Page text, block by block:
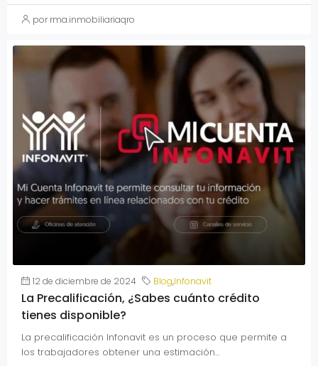
por rma.inmobiliariaqro
12 de diciembre de 2024 Blog,Infonavit
La Precalificación, ¿Sabes cuánto crédito
tienes disponible?
La precalificación Infonavit es un proceso que permite a
los trabajadores obtener una estimación...